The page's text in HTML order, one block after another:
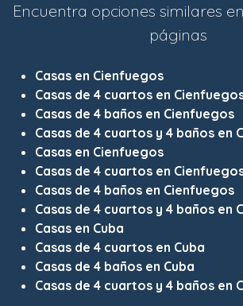
Encuentra opciones similares
páginas
Casas en Cienfuegos
Casas de 4 cuartos en
Casas de 4 baños en Cienfuegos
Casas de 4 cuartos y 4 baños en
Casas en Cienfuegos
Casas de 4 cuartos en
Casas de 4 baños en Cienfuegos
Casas de 4 cuartos y 4 baños en
Casas en Cuba
Casas de 4 cuartos en Cuba
Casas de 4 baños en Cuba
Casas de 4 cuartos y 4 baños en